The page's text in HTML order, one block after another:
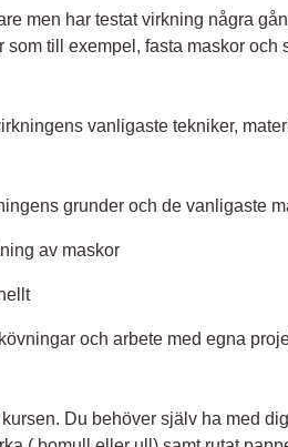
men har testat virkning några
som till exempel, fasta maskor och
vanligaste tekniker,
grunder och de vanligaste
av maskor
och arbete med egna
Du behöver själv ha med